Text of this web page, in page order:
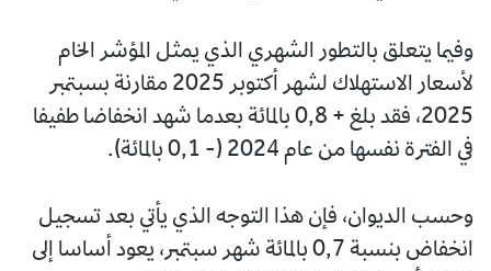
وفيما يتعلق بالتطور الشهري الذي يمثل المؤشر الخام
لأسعار الاستهلاك لشهر أكتوبر 2025 مقارنة بسبتمبر
2025، فقد بلغ + 0,8 بالمائة بعدما شهد انخفاضا طفيفا
في الفترة نفسها من عام 2024 (- 0,1 بالمائة).
وحسب الديوان، فإن هذا التوجه الذي يأتي بعد تسجيل
انخفاض بنسبة 0,7 بالمائة شهر سبتمبر، يعود أساسا إلى